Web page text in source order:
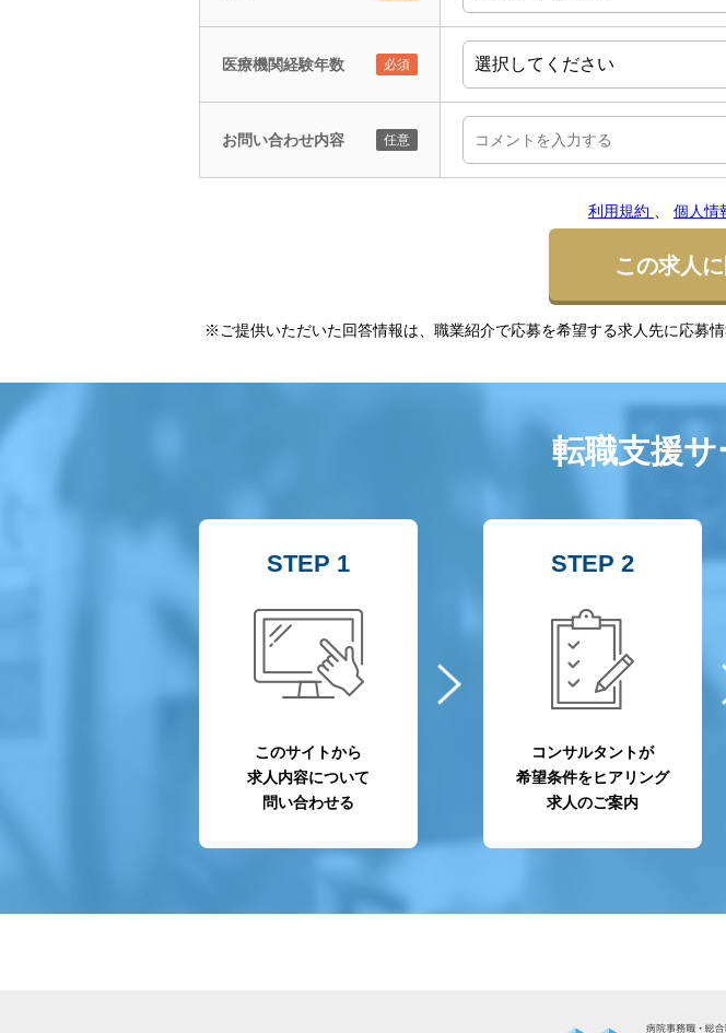
医療機関経験年数
お問い合わせ内容
利用規約 、 個人情
この求人
※ご提供いただいた回答情報は、職業紹介で応募を希望する求人先に応募
転職支援
STEP 1
このサイトから
求人内容について
問い合わせる
STEP 2
コンサルタントが
希望条件をヒアリング
求人のご案内